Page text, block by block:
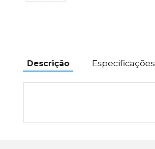
Descrição Especificações